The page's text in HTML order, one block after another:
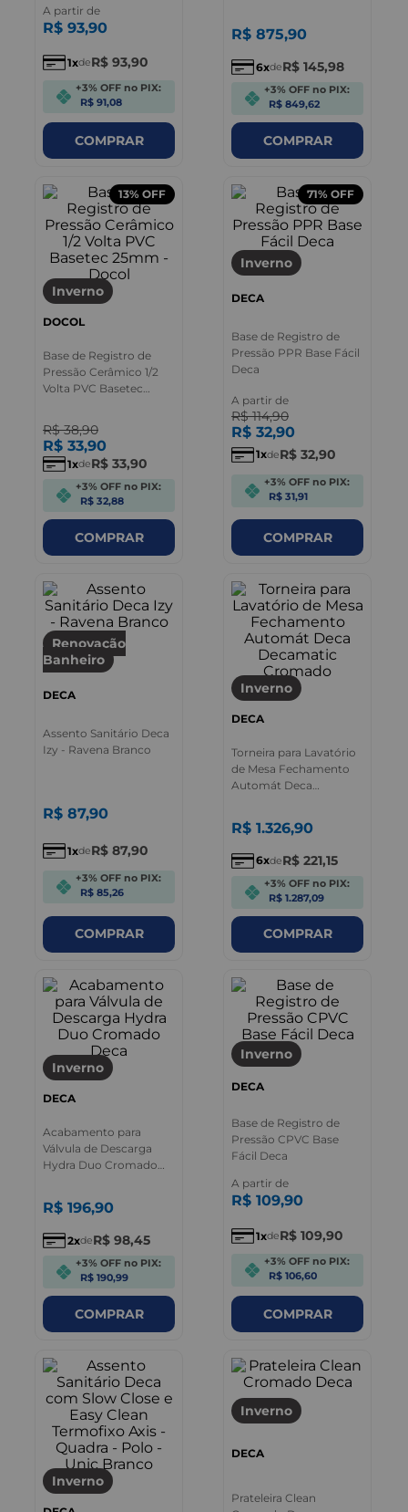
A partir de
R$ 93,90
1 deR$ 93,90
+3% OFF no PIX:
R$ 91,08
COMPRAR
R$ 875,90
6 deR$ 145,98
+3% OFF no PIX:
R$ 849,62
COMPRAR
13% OFF
Inverno
DOCOL
Base de Registro de
Pressão Cerâmico 1/2
Volta PVC Basetec
R$ 38,90
R$ 33,90
1 deR$ 33,90
+3% OFF no PIX:
R$ 32,88
COMPRAR
71% OFF
Inverno
DECA
Base de Registro de
Pressão PPR Base Fácil
Deca
A partir de
R$ 114,90
R$ 32,90
1 deR$ 32,90
+3% OFF no PIX:
R$ 31,91
COMPRAR
Renovação
Banheiro
DECA
Assento Sanitário Deca
Izy - Ravena Branco
R$ 87,90
1 deR$ 87,90
+3% OFF no PIX:
R$ 85,26
COMPRAR
Inverno
DECA
Torneira para Lavatório
de Mesa Fechamento
Automát Deca
R$ 1.326,90
6 deR$ 221,15
+3% OFF no PIX:
R$ 1.287,09
COMPRAR
Inverno
DECA
Acabamento para
Válvula de Descarga
Hydra Duo Cromado
R$ 196,90
2 deR$ 98,45
+3% OFF no PIX:
R$ 190,99
COMPRAR
Inverno
DECA
Base de Registro de
Pressão CPVC Base
Fácil Deca
A partir de
R$ 109,90
1 deR$ 109,90
+3% OFF no PIX:
R$ 106,60
COMPRAR
Inverno
Inverno
DECA
Prateleira Clean